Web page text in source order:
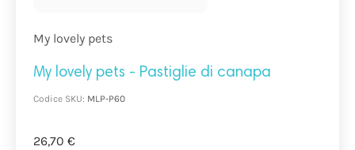
My lovely pets
My lovely pets - Pastiglie di canapa
Codice SKU: MLP-P60
26,70 €